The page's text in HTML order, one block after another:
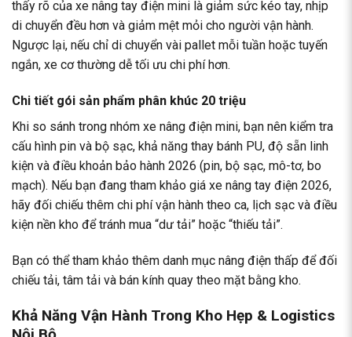
thấy rõ của xe nâng tay điện mini là giảm sức kéo tay, nhịp
di chuyển đều hơn và giảm mệt mỏi cho người vận hành.
Ngược lại, nếu chỉ di chuyển vài pallet mỗi tuần hoặc tuyến
ngắn, xe cơ thường dễ tối ưu chi phí hơn.
Chi tiết gói sản phẩm phân khúc 20 triệu
Khi so sánh trong nhóm xe nâng điện mini, bạn nên kiểm tra
cấu hình pin và bộ sạc, khả năng thay bánh PU, độ sẵn linh
kiện và điều khoản bảo hành 2026 (pin, bộ sạc, mô-tơ, bo
mạch). Nếu bạn đang tham khảo giá xe nâng tay điện 2026,
hãy đối chiếu thêm chi phí vận hành theo ca, lịch sạc và điều
kiện nền kho để tránh mua “dư tải” hoặc “thiếu tải”.
Bạn có thể tham khảo thêm danh mục nâng điện thấp để đối
chiếu tải, tâm tải và bán kính quay theo mặt bằng kho.
Khả Năng Vận Hành Trong Kho Hẹp & Logistics